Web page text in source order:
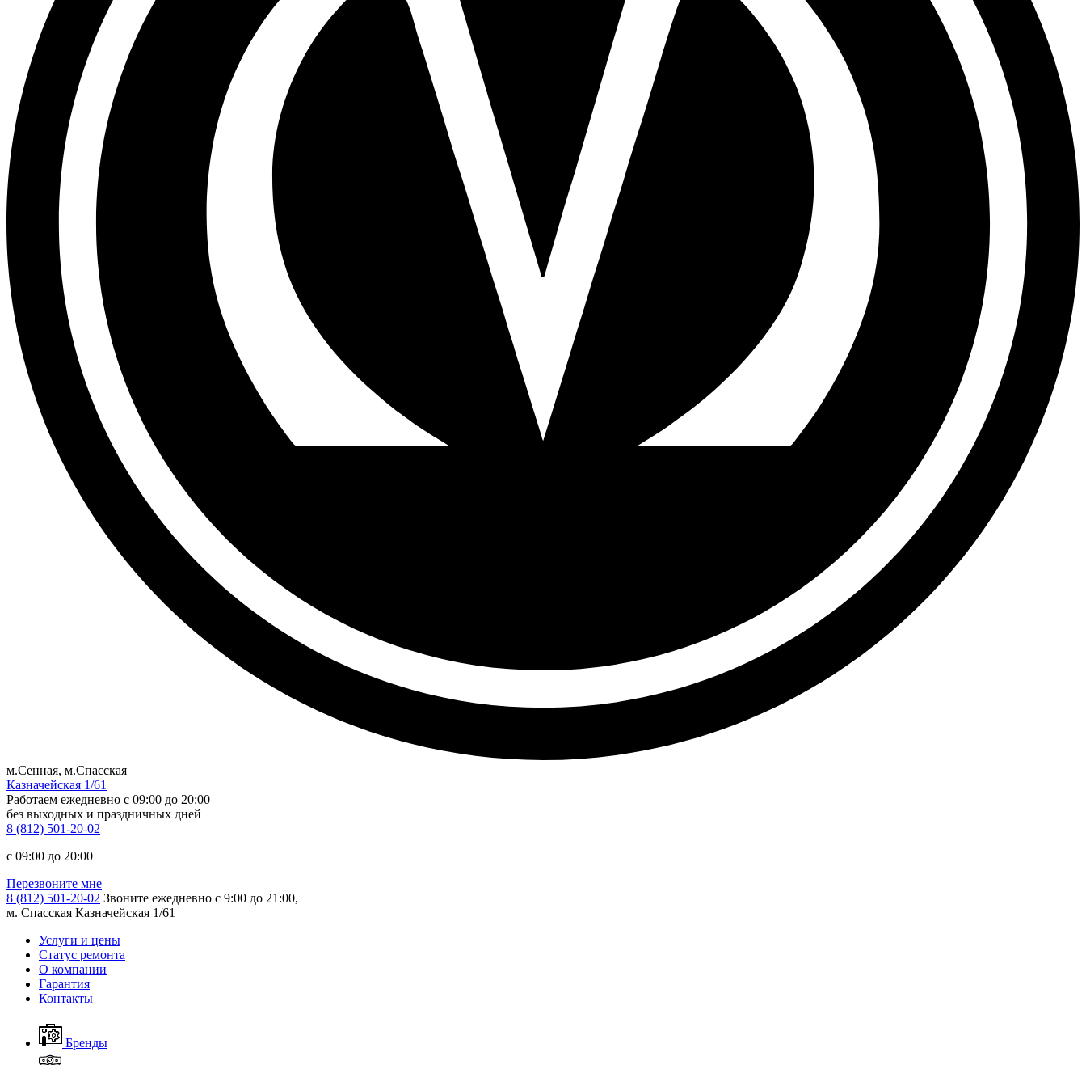
м.Сенная, м.Спасская
Казначейская 1/61
Работаем ежедневно c 09:00 до 20:00
без выходных и праздничных дней
8 (812) 501-20-02
c 09:00 до 20:00
Перезвоните мне
8 (812) 501-20-02 Звоните ежедневно с 9:00 до 21:00,
м. Спасская Казначейская 1/61
Услуги и цены
Статус ремонта
О компании
Гарантия
Контакты
Бренды